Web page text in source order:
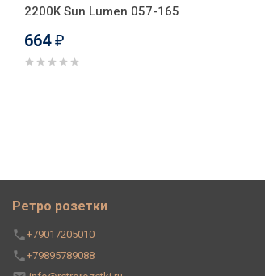
2200K Sun Lumen 057-165
664 ₽
Ретро розетки
+79017205010
+79895789088